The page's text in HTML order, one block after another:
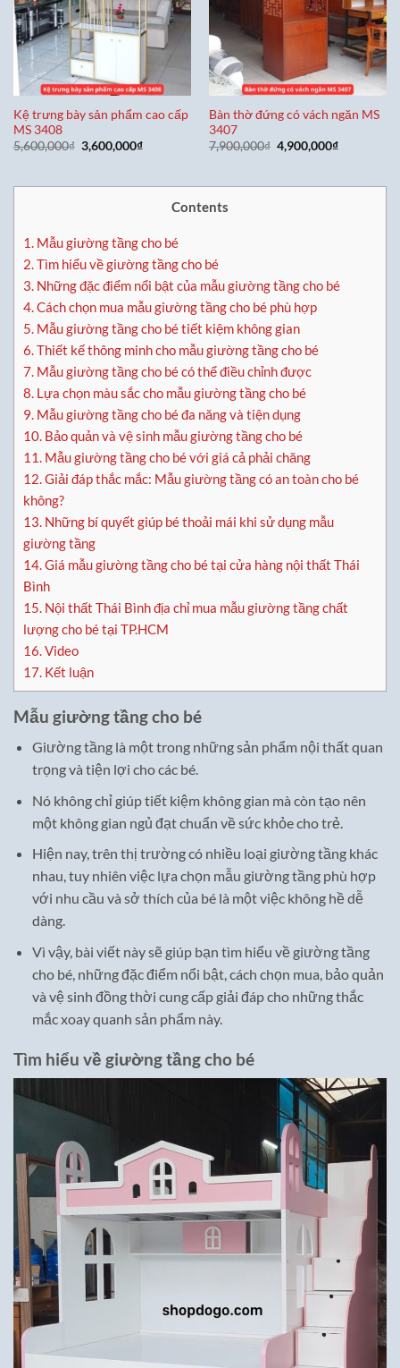
Kệ trưng bày sản phẩm cao cấp
MS 3408
5,600,000₫ Giá
gốc
3,600,000₫Giá
3,600,000₫.
Bàn thờ đứng có vách ngăn MS
3407
7,900,000₫ Giá
gốc
4,900,000₫Giá
Contents
1. Mẫu giường tầng cho bé
2.Tìm hiểu về giường tầng cho bé
3. Những đặc điểm nổi bật của mẫu giường tầng cho bé
4.Cách chọn mua mẫu giường tầng cho bé phù hợp
5. Mẫu giường tầng cho bé tiết kiệm không gian
6.Thiết kế thông minh cho mẫu giường tầng cho bé
7. Mẫu giường tầng cho bé có thể điều chỉnh được
8. Lựa chọn màu sắc cho mẫu giường tầng cho bé
9. Mẫu giường tầng cho bé đa năng và tiện dụng
10. Bảo quản và vệ sinh mẫu giường tầng cho bé
11. Mẫu giường tầng cho bé với giá cả phải chăng
12.Giải đáp thắc mắc: Mẫu giường tầng có an toàn cho bé
không?
13. Những bí quyết giúp bé thoải mái khi sử dụng mẫu
giường tầng
14.Giá mẫu giường tầng cho bé tại cửa hàng nội thất Thái
Bình
15. Nội thất Thái Bình địa chỉ mua mẫu giường tầng chất
lượng cho bé tại TP.HCM
16.Video
17. Kết luận
Mẫu giường tầng cho bé
Giường tầng là một trong những sản phẩm nội thất quan
trọng và tiện lợi cho các bé.
Nó không chỉ giúp tiết kiệm không gian mà còn tạo nên
một không gian ngủ đạt chuẩn về sức khỏe cho trẻ.
Hiện nay, trên thị trường có nhiều loại giường tầng khác
nhau, tuy nhiên việc lựa chọn mẫu giường tầng phù hợp
với nhu cầu và sở thích của bé là một việc không hề dễ
dàng.
Vì vậy, bài viết này sẽ giúp bạn tìm hiểu về giường tầng
cho bé, những đặc điểm nổi bật, cách chọn mua, bảo quản
và vệ sinh đồng thời cung cấp giải đáp cho những thắc
mắc xoay quanh sản phẩm này.
Tìm hiểu về giường tầng cho bé